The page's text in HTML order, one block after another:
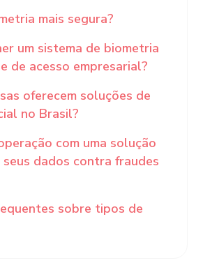
mais segura?
um sistema de biometria
de acesso empresarial?
oferecem soluções de
no Brasil?
com uma solução
dados contra fraudes
sobre tipos de